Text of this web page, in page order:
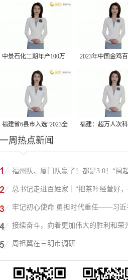
中景石化二期年产100万
吨丙烷脱氢项目建成中交
2023年中国金鸡
节有福电影巡展
福建省6县市入选“2023全
国县域发展潜力百强县”
福建：超万人次
一周热点新闻
福州队、厦门队赢了！都是3:0！“闽超
果来了
总书记走进百姓家｜“把茶叶经营好，
得更红火”
牢记初心使命 勇担时代重任——习近
在庆祝中国共产党成立105周年大会上
接续奋斗，向着更加伟大的胜利和荣
周祖翼在三明市调研